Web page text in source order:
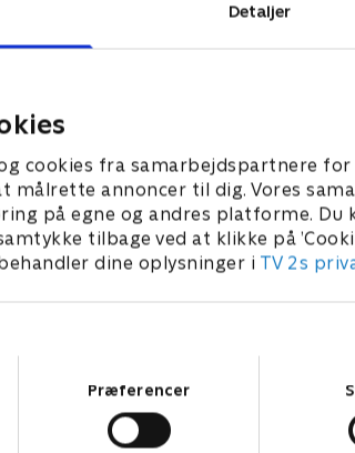
Detaljer
cookies fra samarbejdspartnere
målrette annoncer til dig. Vores
på egne og andres platforme. Du
tilbage ved at klikke på
dine oplysninger i TV 2s
Præferencer
Star Wars: Visions Presents -
Serier • 1 sæsoner